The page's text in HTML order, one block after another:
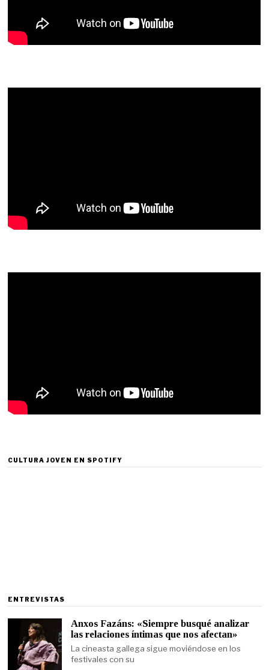
CULTURA JOVEN EN SPOTIFY
ENTREVISTAS
Anxos Fazáns: «Siempre busqué analizar
las relaciones íntimas que nos afectan»
La cineasta gallega sigue moviéndose en los
festivales con su